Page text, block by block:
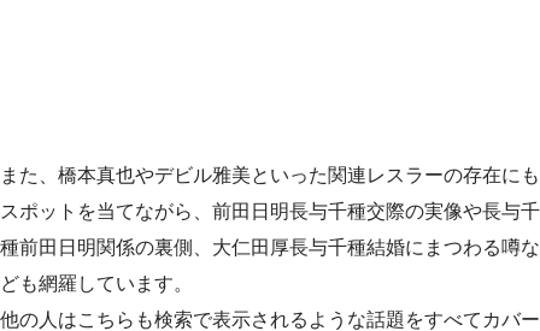
また、橋本真也やデビル雅美といった関連レスラーの存在にも
スポットを当てながら、前田日明長与千種交際の実像や長与千
種前田日明関係の裏側、大仁田厚長与千種結婚にまつわる噂な
ども網羅しています。
他の人はこちらも検索で表示されるような話題をすべてカバー